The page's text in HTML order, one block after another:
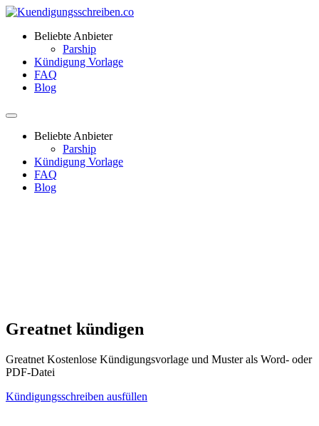
Beliebte Anbieter
Parship
Kündigung Vorlage
FAQ
Blog
Beliebte Anbieter
Parship
Kündigung Vorlage
FAQ
Blog
Greatnet kündigen
Greatnet Kostenlose Kündigungsvorlage und Muster als Word- oder
PDF-Datei
Kündigungsschreiben ausfüllen